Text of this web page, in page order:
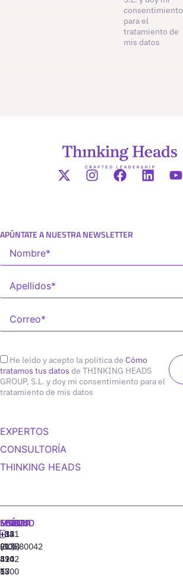
consentimiento
para el
tratamiento de
mis datos
APÚNTATE A NUESTRA NEWSLETTER
He leído y acepto la política de Cómo
tratamos tus datos de THINKING HEADS
GROUP, S.L. y doy mi consentimiento para el
tratamiento de mis datos
EXPERTOS
CONSULTORÍA
THINKING HEADS
MADRID
+34
91
310
77
MIAMI
+1
(305)
424
13
SEÚL
+82
(10)
8942
6800
LISBOA
‪+351
213880042